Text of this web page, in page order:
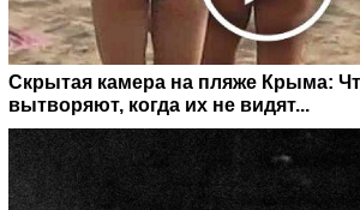
Скрытая камера на пляже Крыма:
вытворяют, когда их не видят...